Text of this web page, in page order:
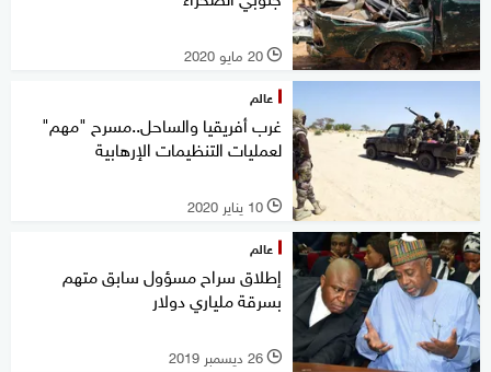
l 20 مايو 2020
عالم
غرب أفريقيا والساحل..مسرح "مهم"
لعمليات التنظيمات الإرهابية
l 10 يناير 2020
عالم
إطلاق سراح مسؤول سابق متهم
بسرقة ملياري دولار
l 26 ديسمبر 2019